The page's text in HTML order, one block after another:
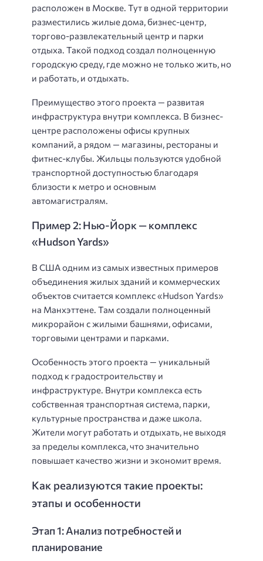
расположен в Москве. Тут в одной территории
разместились жилые дома, бизнес-центр,
торгово-развлекательный центр и парки
отдыха. Такой подход создал полноценную
городскую среду, где можно не только жить, но
и работать, и отдыхать.
Преимущество этого проекта — развитая
инфраструктура внутри комплекса. В бизнес-
центре расположены офисы крупных
компаний, а рядом — магазины, рестораны и
фитнес-клубы. Жильцы пользуются удобной
транспортной доступностью благодаря
близости к метро и основным
автомагистралям.
Пример 2: Нью-Йорк — комплекс
«Hudson Yards»
В США одним из самых известных примеров
объединения жилых зданий и коммерческих
объектов считается комплекс «Hudson Yards»
на Манхэттене. Там создали полноценный
микрорайон с жилыми башнями, офисами,
торговыми центрами и парками.
Особенность этого проекта — уникальный
подход к градостроительству и
инфраструктуре. Внутри комплекса есть
собственная транспортная система, парки,
культурные пространства и даже школа.
Жители могут работать и отдыхать, не выходя
за пределы комплекса, что значительно
повышает качество жизни и экономит время.
Как реализуются такие проекты:
этапы и особенности
Этап 1: Анализ потребностей и
планирование